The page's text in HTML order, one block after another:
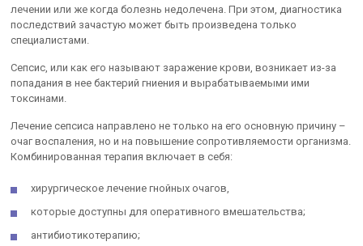
лечении или же когда болезнь недолечена. При этом, диагностика
последствий зачастую может быть произведена только
специалистами.
Сепсис, или как его называют заражение крови, возникает из-за
попадания в нее бактерий гниения и вырабатываемыми ими
токсинами.
Лечение сепсиса направлено не только на его основную причину –
очаг воспаления, но и на повышение сопротивляемости организма.
Комбинированная терапия включает в себя:
хирургическое лечение гнойных очагов,
которые доступны для оперативного вмешательства;
антибиотикотерапию;